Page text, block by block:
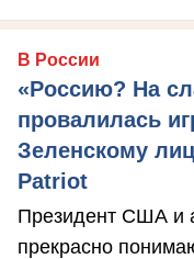
В России
«Россию? На
провалилась
Зеленскому
Patriot
Президент США и
прекрасно